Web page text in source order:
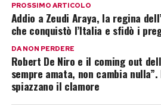
PROSSIMO ARTICOLO
Addio a Zeudi Araya, la regina
che conquistò l’Italia e sfidò i
DA NON PERDERE
Robert De Niro e il coming out
sempre amata, non cambia
spiazzano il clamore